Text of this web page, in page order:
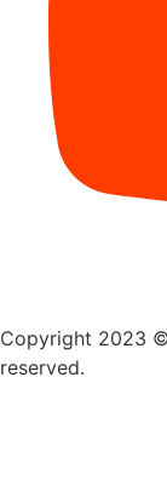
Copyright 2023
reserved.